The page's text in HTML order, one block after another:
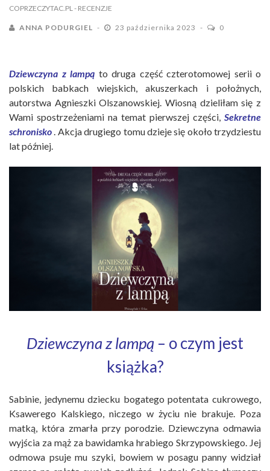
COPRZECZYTAC.PL - RECENZJE
ANNA PODURGIEL 23 października 2023 0
Dziewczyna z lampą to druga część czterotomowej serii o
polskich babkach wiejskich, akuszerkach i położnych,
autorstwa Agnieszki Olszanowskiej. Wiosną dzieliłam się z
Wami spostrzeżeniami na temat pierwszej części, Sekretne
schronisko. Akcja drugiego tomu dzieje się około trzydziestu
lat później.
Dziewczyna z lampą – o czym jest
książka?
Sabinie, jedynemu dziecku bogatego potentata cukrowego,
Ksawerego Kalskiego, niczego w życiu nie brakuje. Poza
matką, która zmarła przy porodzie. Dziewczyna odmawia
wyjścia za mąż za bawidamka hrabiego Skrzypowskiego. Jej
odmowa psuje mu szyki, bowiem w posagu panny widział